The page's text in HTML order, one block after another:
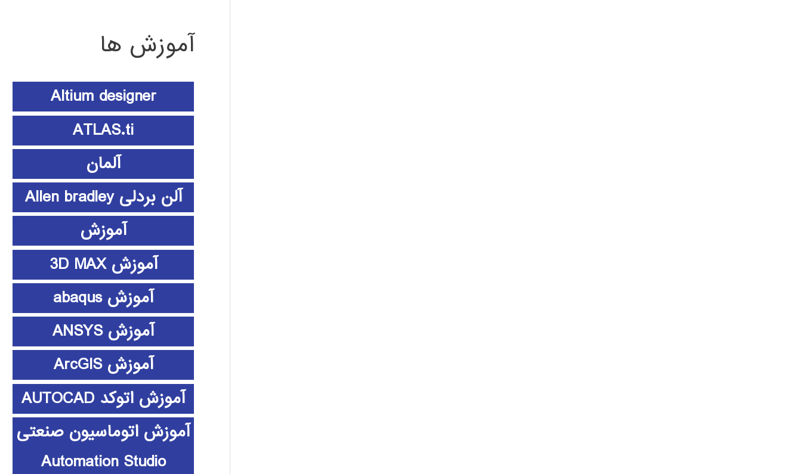
آموزش ها
Altium designer
ATLAS.ti
آلمان
آلن بردلی Allen bradley
آموزش
آموزش 3D MAX
آموزش abaqus
آموزش ANSYS
آموزش ArcGIS
آموزش اتوکد AUTOCAD
آموزش اتوماسیون صنعتی
Automation Studio